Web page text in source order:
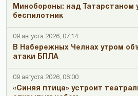
Минобороны: над Татарстаном
беспилотник
09 августа 2026, 07:14
В Набережных Челнах утром
атаки БПЛА
09 августа 2026, 06:00
«Синяя птица» устроит